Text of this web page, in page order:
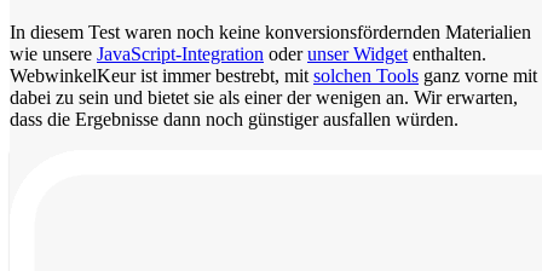
In diesem Test waren noch keine konversionsfördernden Materialien
wie unsere JavaScript-Integration oderunser Widget enthalten.
WebwinkelKeur ist immer bestrebt, mit solchen Tools ganz vorne mit
dabei zu sein und bietet sie als einer der wenigen an. Wir erwarten,
dass die Ergebnisse dann noch günstiger ausfallen würden.